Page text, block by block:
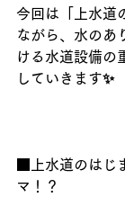
今回は「上水道
ながら、水のあ
ける水道設備の
していきます✨
■上水道のはじ
マ！？